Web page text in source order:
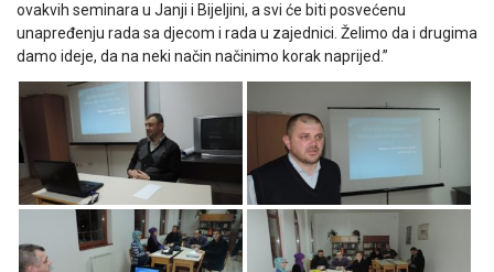
ovakvih seminara u Janji i Bijeljini, a svi će biti posvećenu
unapređenju rada sa djecom i rada u zajednici. Želimo da i drugima
damo ideje, da na neki način načinimo korak naprijed.”